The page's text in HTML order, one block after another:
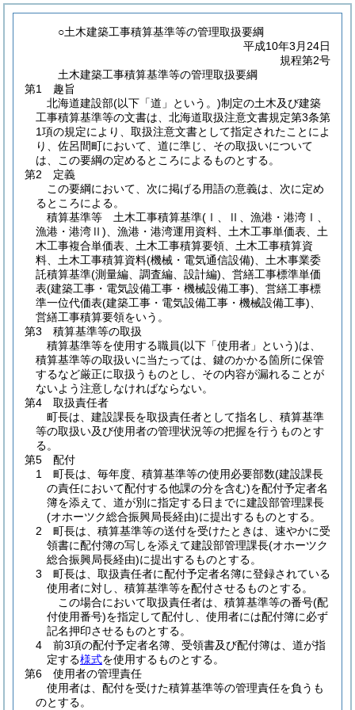
○土木建築工事積算基準等の管理取扱要綱
平成10年3月24日
規程第2号
土木建築工事積算基準等の管理取扱要綱
第1 趣旨
北海道建設部(以下「道」という。)制定の土木及び建築
工事積算基準等の文書は、北海道取扱注意文書規定第3条第
1項の規定により、取扱注意文書として指定されたことによ
り、佐呂間町において、道に準じ、その取扱いについて
は、この要綱の定めるところによるものとする。
第2 定義
この要綱において、次に掲げる用語の意義は、次に定め
るところによる。
積算基準等 土木工事積算基準(Ⅰ、Ⅱ、漁港・港湾Ⅰ、
漁港・港湾Ⅱ) 、漁港・港湾運用資料、土木工事単価表、土
木工事複合単価表、土木工事積算要領、土木工事積算資
料、土木工事積算資料(機械・電気通信設備) 、土木事業委
託積算基準(測量編、調査編、設計編) 、営繕工事標準単価
表(建築工事・電気設備工事・機械設備工事) 、営繕工事標
準一位代価表(建築工事・電気設備工事・機械設備工事)
営繕工事積算要領をいう。
第3 積算基準等の取扱
積算基準等を使用する職員(以下「使用者」という)は、
積算基準等の取扱いに当たっては、鍵のかかる箇所に保管
するなど厳正に取扱うものとし、その内容が漏れることが
ないよう注意しなければならない。
第4 取扱責任者
町長は、建設課長を取扱責任者として指名し、積算基準
等の取扱い及び使用者の管理状況等の把握を行うものとす
る。
第5 配付
1 町長は、毎年度、積算基準等の使用必要部数(建設課長
の責任において配付する他課の分を含む)を配付予定者名
簿を添えて、道が別に指定する日までに建設部管理課長
(オホーツク総合振興局長経由)に提出するものとする。
2 町長は、積算基準等の送付を受けたときは、速やかに受
領書に配付簿の写しを添えて建設部管理課長(オホーツク
総合振興局長経由)に提出するものとする。
3 町長は、取扱責任者に配付予定者名簿に登録されている
使用者に対し、積算基準等を配付させるものとする。
この場合において取扱責任者は、積算基準等の番号(配
付使用番号)を指定して配付し、使用者には配付簿に必ず
記名押印させるものとする。
4 前3項の配付予定者名簿、受領書及び配付簿は、道が指
定する様式を使用するものとする。
第6 使用者の管理責任
使用者は、配付を受けた積算基準等の管理責任を負うも
のとする。